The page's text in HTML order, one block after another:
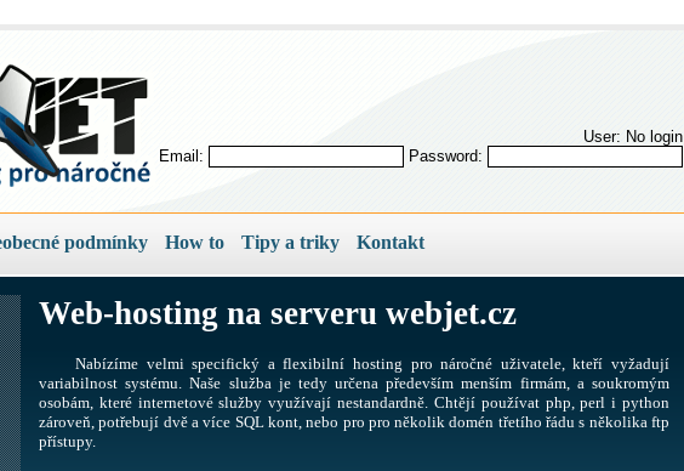
User: No login
Email:
Password:
podmínky How to Tipy a triky Kontakt
Web-hosting na serveru webjet.cz
Nabízíme velmi specifický a flexibilní hosting pro náročné uživatele, kteří vyžadují
variabilnost systému. Naše služba je tedy určena především menším firmám, a soukromým
osobám, které internetové služby využívají nestandardně. Chtějí používat php, perl i python
zároveň, potřebují dvě a více SQL kont, nebo pro pro několik domén třetího řádu s několika ftp
přístupy.